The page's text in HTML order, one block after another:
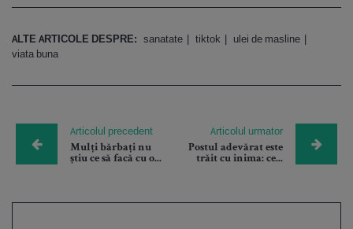
ALTE ARTICOLE DESPRE: sanatate tiktok
ulei de masline
viata buna
Articolul precedent
Mulți bărbați nu
știu ce să facă cu o...
Articolul urmator
Postul adevărat este
trăit cu inima: ce...